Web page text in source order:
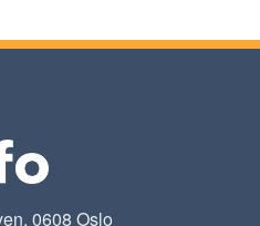
0608 Oslo